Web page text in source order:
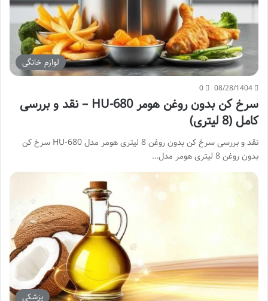
لوازم خانگی
08/28/1404
0
سرخ کن بدون روغن هومر HU-680 – نقد و بررسی
کامل (8 لیتری)
نقد و بررسی سرخ کن بدون روغن 8 لیتری هومر مدل HU-680 سرخ کن
بدون روغن 8 لیتری هومر مدل…
پزشکی